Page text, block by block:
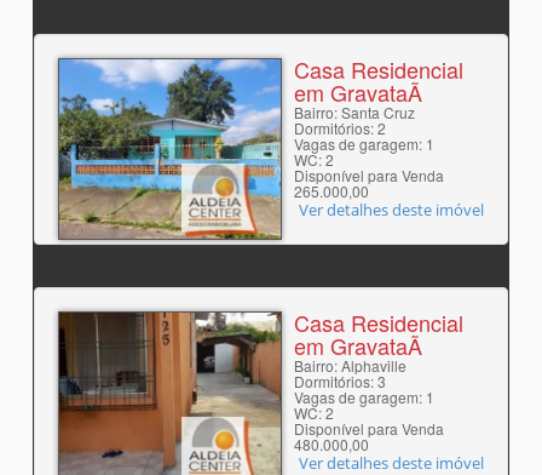
Casa Residencial
em GravataÃ­
Bairro: Santa Cruz
Dormitórios: 2
Vagas de garagem: 1
WC: 2
Disponível para Venda
265.000,00
Ver detalhes deste imóvel
Casa Residencial
em GravataÃ­
Bairro: Alphaville
Dormitórios: 3
Vagas de garagem: 1
WC: 2
Disponível para Venda
480.000,00
Ver detalhes deste imóvel